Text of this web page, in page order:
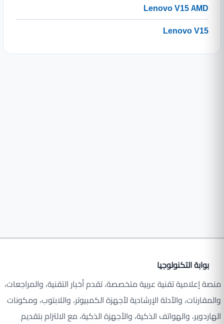
Lenovo V15 AMD
Lenovo V15
بوابة التكنولوجيا
منصة إعلامية تقنية عربية متخصصة، تقدم أخبار التقنية، والمراجعات،
والمقارنات، والأدلة الإرشادية لأجهزة الكمبيوتر، واللابتوب، ومكونات
الهاردوير، والهواتف الذكية، والأجهزة الذكية، مع الالتزام بتقديم